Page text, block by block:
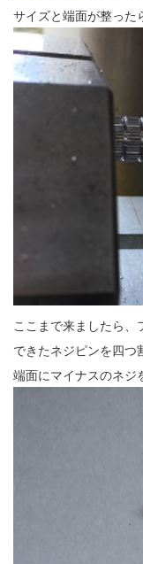
サイズと端面が整った
ここまで来ましたら、
できたネジピンを四つ
端面にマイナスのネジ